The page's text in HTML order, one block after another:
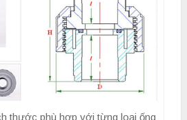
thước phù hợp với từng loại ống